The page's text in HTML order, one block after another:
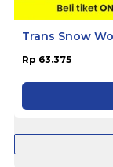
Trans Snow
Rp 63.375